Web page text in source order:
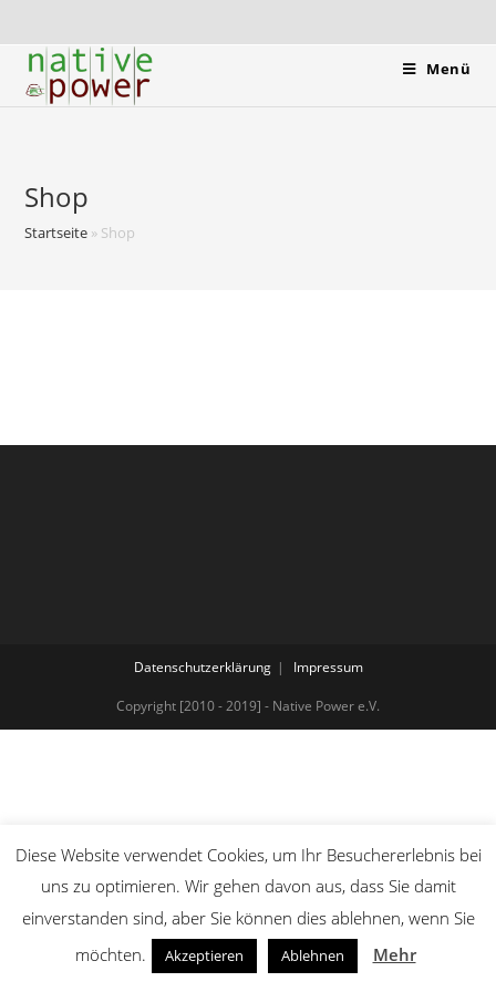
Menü
Shop
Startseite » Shop
Datenschutzerklärung Impressum
Copyright [2010 - 2019] - Native Power e.V.
Diese Website verwendet Cookies, um Ihr Besuchererlebnis bei
uns zu optimieren. Wir gehen davon aus, dass Sie damit
einverstanden sind, aber Sie können dies ablehnen, wenn Sie
möchten.
Akzeptieren Ablehnen Mehr